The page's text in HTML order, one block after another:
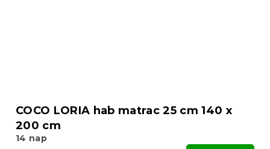
COCO LORIA hab matrac 25 cm 140 x
200 cm
14 nap